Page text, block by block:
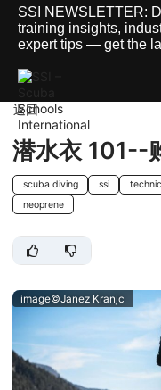
SSI NEWSLETTER:
training insights,
expert tips — get the
返回
潜水衣 101--
scuba diving ssi
neoprene
image©Janez Kranjc